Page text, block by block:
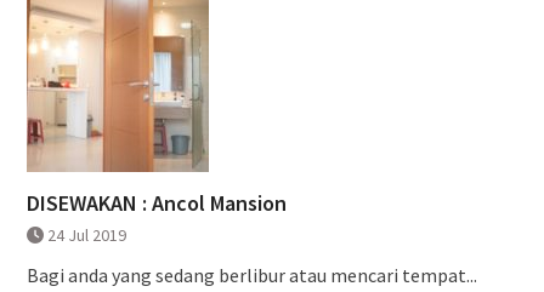
DISEWAKAN : Ancol Mansion
24 Jul 2019
Bagi anda yang sedang berlibur atau mencari tempat...